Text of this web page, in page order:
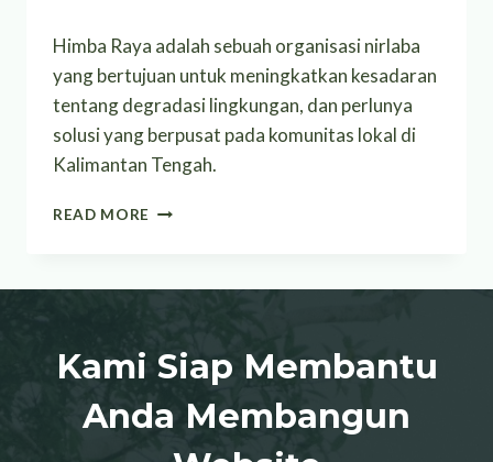
Himba Raya adalah sebuah organisasi nirlaba
yang bertujuan untuk meningkatkan kesadaran
tentang degradasi lingkungan, dan perlunya
solusi yang berpusat pada komunitas lokal di
Kalimantan Tengah.
READ MORE HIMBA
Kami Siap Membantu
Anda Membangun